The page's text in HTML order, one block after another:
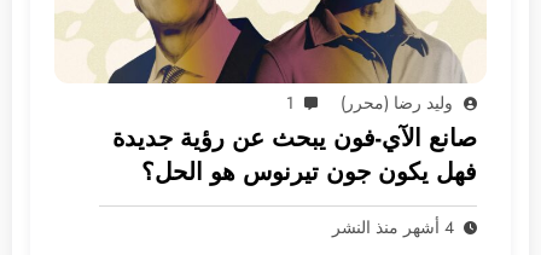
وليد رضا (محرر) 1
صانع الآي-فون يبحث عن رؤية جديدة
فهل يكون جون تيرنوس هو الحل؟
4 أشهر منذ النشر